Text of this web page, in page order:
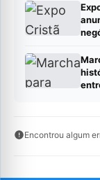
Encontrou algum